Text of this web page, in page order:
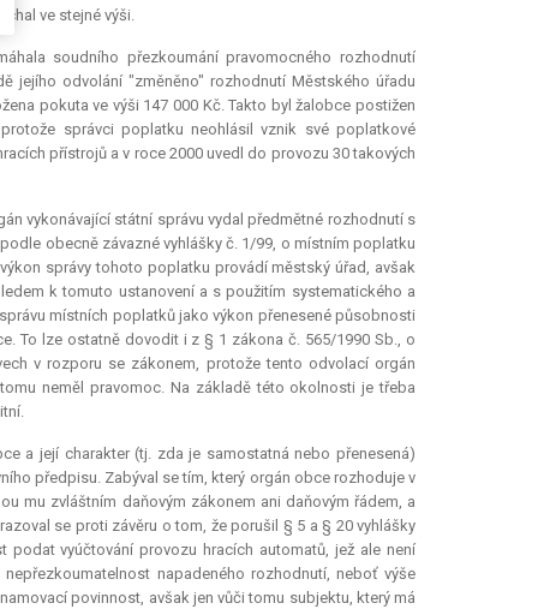
ve stejné výši.
soudního přezkoumání pravomocného rozhodnutí
jejího odvolání "změněno" rozhodnutí Městského úřadu
pokuta ve výši 147 000 Kč. Takto byl žalobce postižen
správci poplatku neohlásil vznik své poplatkové
přístrojů a v roce 2000 uvedl do provozu 30 takových
vykonávající státní správu vydal předmětné rozhodnutí s
obecně závazné vyhlášky č. 1/99, o místním poplatku
správy tohoto poplatku provádí městský úřad, avšak
k tomuto ustanovení a s použitím systematického a
místních poplatků jako výkon přenesené působnosti
To lze ostatně dovodit i z § 1 zákona č. 565/1990 Sb., o
v rozporu se zákonem, protože tento odvolací orgán
neměl pravomoc. Na základě této okolnosti je třeba
a její charakter (tj. zda je samostatná nebo přenesená)
předpisu. Zabýval se tím, který orgán obce rozhoduje v
mu zvláštním daňovým zákonem ani daňovým řádem, a
se proti závěru o tom, že porušil § 5 a § 20 vyhlášky
vyúčtování provozu hracích automatů, jež ale není
napadeného rozhodnutí, neboť výše
povinnost, avšak jen vůči tomu subjektu, který má